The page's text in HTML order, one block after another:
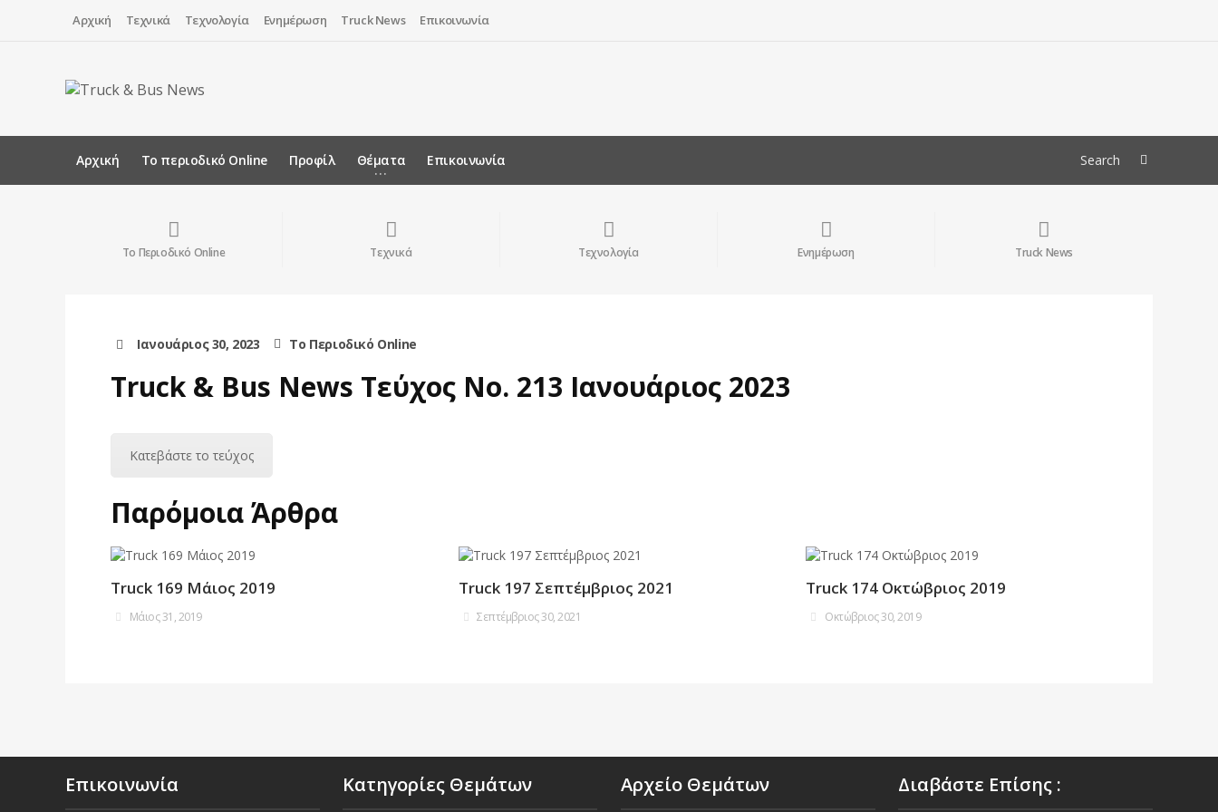
Αρχική Τεχνικά Τεχνολογία Ενημέρωση Truck News Επικοινωνία
Αρχική Το περιοδικό Online Προφίλ Θέματα Επικοινωνία
Το Περιοδικό Online Τεχνικά Τεχνολογία Ενημέρωση Truck News
Ιανουάριος 30, 2023 Το Περιοδικό Online
Truck & Bus News Τεύχος Νο. 213 Ιανουάριος 2023
Κατεβάστε το τεύχος
Παρόμοια Άρθρα
Truck 169 Μάιος 2019
Μάιος 31, 2019
Truck 197 Σεπτέμβριος 2021
Σεπτέμβριος 30, 2021
Truck 174 Οκτώβριος 2019
Οκτώβριος 30, 2019
Επικοινωνία Κατηγορίες Θεμάτων Αρχείο Θεμάτων Διαβάστε Επίσης :